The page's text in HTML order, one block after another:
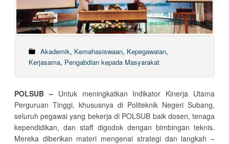
Akademik, Kemahasiswaan, Kepegawaian,
Kerjasama, Pengabdian kepada Masyarakat
POLSUB –Untuk meningkatkan Indikator Kinerja Utama
Perguruan Tinggi, khususnya di Politeknik Negeri Subang,
seluruh pegawai yang bekerja di POLSUB baik dosen, tenaga
kependidikan, dan staff digodok dengan bimbingan teknis.
Mereka diberikan materi mengenai strategi dan langkah –